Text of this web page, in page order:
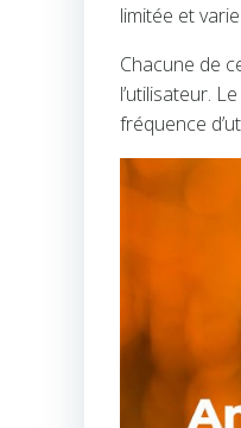
limitée et
Chacune de
l’utilisateur.
fréquence